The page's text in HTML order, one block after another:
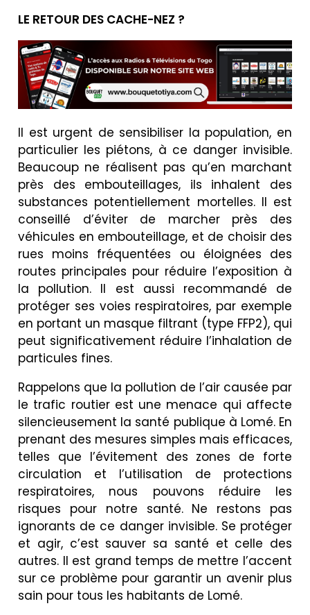
LE RETOUR DES CACHE-NEZ ?
Il est urgent de sensibiliser la population, en
particulier les piétons, à ce danger invisible.
Beaucoup ne réalisent pas qu’en marchant
près des embouteillages, ils inhalent des
substances potentiellement mortelles. Il est
conseillé d’éviter de marcher près des
véhicules en embouteillage, et de choisir des
rues moins fréquentées ou éloignées des
routes principales pour réduire l’exposition à
la pollution. Il est aussi recommandé de
protéger ses voies respiratoires, par exemple
en portant un masque filtrant (type FFP2), qui
peut significativement réduire l’inhalation de
particules fines.
Rappelons que la pollution de l’air causée par
le trafic routier est une menace qui affecte
silencieusement la santé publique à Lomé. En
prenant des mesures simples mais efficaces,
telles que l’évitement des zones de forte
circulation et l’utilisation de protections
respiratoires, nous pouvons réduire les
risques pour notre santé. Ne restons pas
ignorants de ce danger invisible. Se protéger
et agir, c’est sauver sa santé et celle des
autres. Il est grand temps de mettre l’accent
sur ce problème pour garantir un avenir plus
sain pour tous les habitants de Lomé.